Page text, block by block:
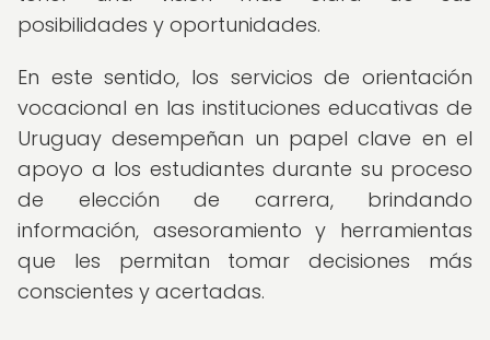
posibilidades y oportunidades.
En este sentido, los servicios de orientación
vocacional en las instituciones educativas de
Uruguay desempeñan un papel clave en el
apoyo a los estudiantes durante su proceso
de elección de carrera, brindando
información, asesoramiento y herramientas
que les permitan tomar decisiones más
conscientes y acertadas.